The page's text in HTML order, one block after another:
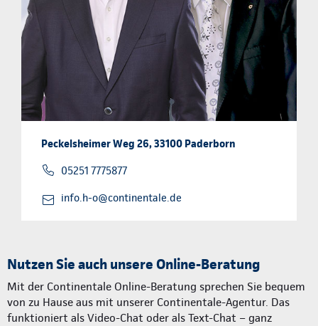
Peckelsheimer Weg 26, 33100 Paderborn
05251 7775877
info.h-o@continentale.de
Nutzen Sie auch unsere Online-Beratung
Mit der Continentale Online-Beratung sprechen Sie bequem
von zu Hause aus mit unserer Continentale-Agentur. Das
funktioniert als Video-Chat oder als Text-Chat – ganz